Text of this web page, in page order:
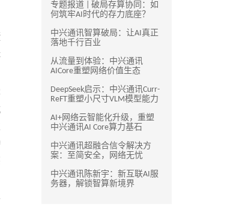
专题报道 | 破局存算协同：如
何筑牢AI时代的存力底座？
中兴通讯智算破局：让AI真正
落地千行百业
从流量到体验：中兴通讯
AICore重塑网络价值生态
DeepSeek启示：中兴通讯Curr-
ReFT重塑小尺寸VLM模型能力
AI+网络云智能化升级，重塑
中兴通讯AI Core算力基石
中兴通讯超融合信令解决方
案：至简安全，网络无忧
中兴通讯陈新宇：新互联AI服
务器，解锁智算新境界